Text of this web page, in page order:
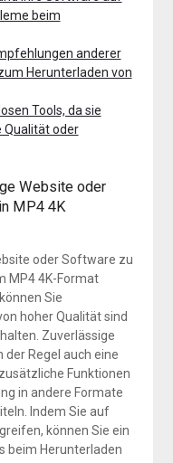
beim
anderer
Herunterladen von
Tools, da sie
Qualität oder
Website oder
MP4 4K
oder Software zu
MP4 4K-Format
Sie
hoher Qualität sind
Zuverlässige
Regel auch eine
Funktionen
in andere Formate
Indem Sie auf
können Sie ein
beim Herunterladen